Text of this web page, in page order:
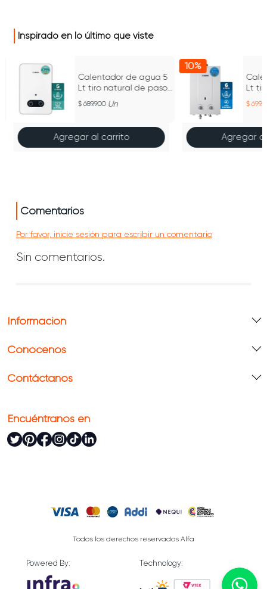
Inspirado en lo último que viste
Calentador de agua 5
Lt tiro natural de paso
a gas propano Vital
1500 BOSCH
689.900 Un
Agregar al carrito
10%
Lt
a
1000
Agregar
Comentarios
Por favor, inicie sesión para escribir un comentario
Sin comentarios.
Información
Conócenos
Contáctanos
Encuéntranos en
Todos los derechos reservados Alfa
Powered By: Technology: